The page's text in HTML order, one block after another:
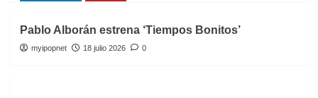
Pablo Alborán estrena ‘Tiempos Bonitos’
myipopnet 18 julio 2026 0